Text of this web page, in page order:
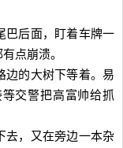
后面，盯着车牌一
点崩溃。
的大树下等着。易
交警把高富帅给抓
，又在旁边一本杂